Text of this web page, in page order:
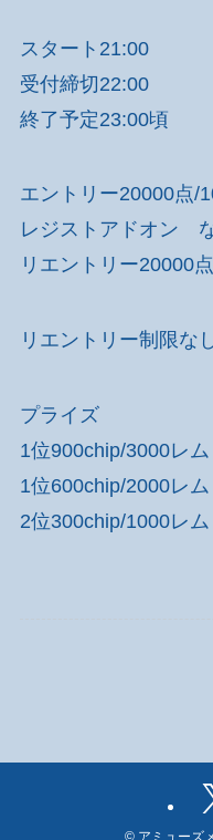
スタート21:00
受付締切22:00
終了予定23:00頃
エントリー20000点/
レジストアドオン
リエントリー20000
リエントリー制限な
プライズ
1位900chip/3000レム
1位600chip/2000レム
2位300chip/1000レム
© アミューズ